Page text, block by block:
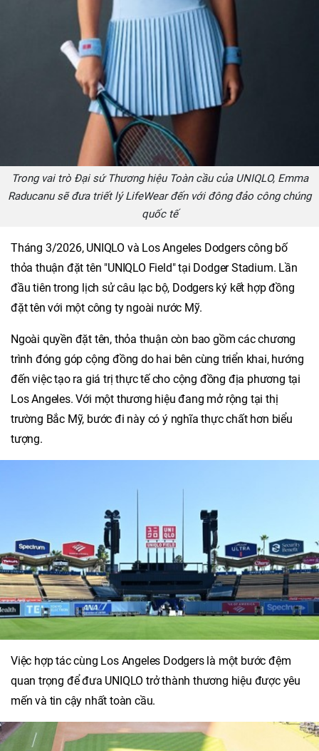
Trong vai trò Đại sứ Thương hiệu Toàn cầu của UNIQLO, Emma
Raducanu sẽ đưa triết lý LifeWear đến với đông đảo công chúng
quốc tế
Tháng 3/2026, UNIQLO và Los Angeles Dodgers công bố
thỏa thuận đặt tên "UNIQLO Field" tại Dodger Stadium. Lần
đầu tiên trong lịch sử câu lạc bộ, Dodgers ký kết hợp đồng
đặt tên với một công ty ngoài nước Mỹ.
Ngoài quyền đặt tên, thỏa thuận còn bao gồm các chương
trình đóng góp cộng đồng do hai bên cùng triển khai, hướng
đến việc tạo ra giá trị thực tế cho cộng đồng địa phương tại
Los Angeles. Với một thương hiệu đang mở rộng tại thị
trường Bắc Mỹ, bước đi này có ý nghĩa thực chất hơn biểu
tượng.
Việc hợp tác cùng Los Angeles Dodgers là một bước đệm
quan trọng để đưa UNIQLO trở thành thương hiệu được yêu
mến và tin cậy nhất toàn cầu.